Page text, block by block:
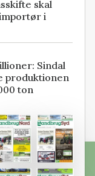
skal
i
Sindal
produktionen
ton